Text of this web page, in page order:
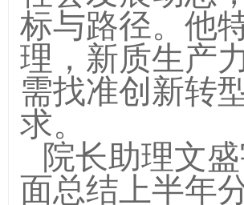
标与路径。他
理，新质生产
需找准创新转
求。
院长助理文
面总结上半年